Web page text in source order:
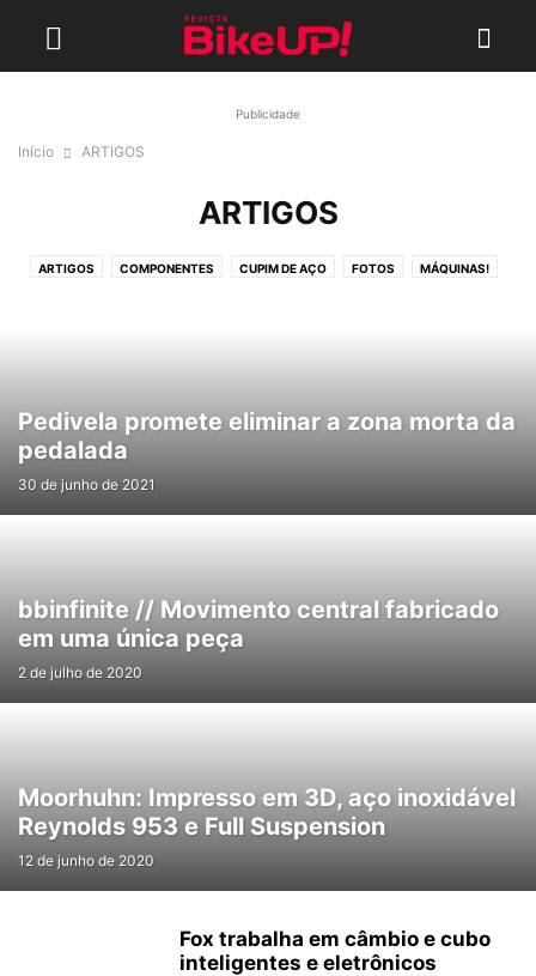
Publicidade
Início ARTIGOS
ARTIGOS
ARTIGOS COMPONENTES CUPIM DE AÇO FOTOS MÁQUINAS!
Pedivela promete eliminar a zona morta da
pedalada
30 de junho de 2021
bbinfinite // Movimento central fabricado
em uma única peça
2 de julho de 2020
Moorhuhn: Impresso em 3D, aço inoxidável
Reynolds 953 e Full Suspension
12 de junho de 2020
Fox trabalha em câmbio e cubo
inteligentes e eletrônicos